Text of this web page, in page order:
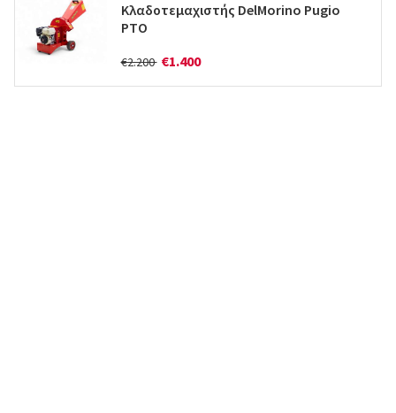
Κλαδοτεμαχιστής DelMorino Pugio
PTO
€2.200 €1.400